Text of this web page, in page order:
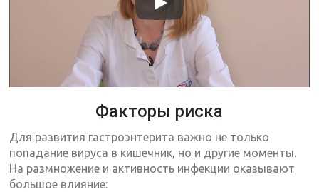
Факторы риска
Для развития гастроэнтерита важно не только
попадание вируса в кишечник, но и другие моменты.
На размножение и активность инфекции оказывают
большое влияние: